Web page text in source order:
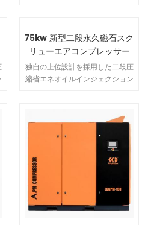
数の減衰スプリングの使用によ
り、ユニットの安定性が高くなり
ます。
75kw 新型二段永久磁石スク
リューエアコンプレッサー
独自の上位設計を採用した二段圧
縮省エネオイルインジェクション
ーエアコンプレッサーのすべての
利点を備えているだけでなく、各
段の低い圧縮比、ローターとベア
リングにかかる​​力が小さい、ロー
ターが大きいため、より信頼性が
高く、省エネ運転が可能です。直